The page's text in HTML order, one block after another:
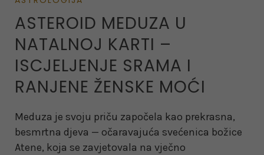
ASTEROID MEDUZA U
NATALNOJ KARTI –
ISCJELJENJE SRAMA I
RANJENE ŽENSKE MOĆI
Meduza je svoju priču započela kao prekrasna,
besmrtna djeva — očaravajuća svećenica božice
Atene, koja se zavjetovala na vječno